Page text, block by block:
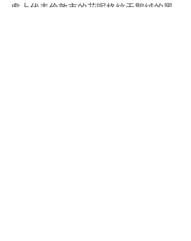
處上代表倫敦市的花呢格紋天鵝絨的黑